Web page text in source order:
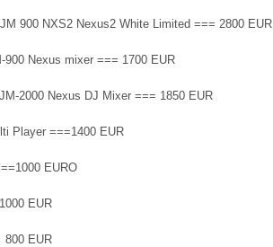
900 NXS2 Nexus2 White Limited === 2800 EUR
900 Nexus mixer === 1700 EUR
2000 Nexus DJ Mixer === 1850 EUR
Player ===1400 EUR
EURO
EUR
800 EUR